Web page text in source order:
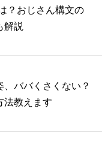
？おじさん構文の
解説
、ババくさくない？
法教えます